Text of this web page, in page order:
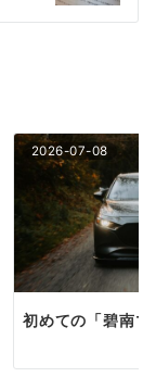
2026-07-08
初めての「碧南